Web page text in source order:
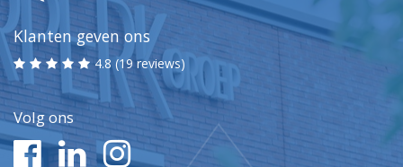
Klanten geven ons
4.8 (19 reviews)
Volg ons